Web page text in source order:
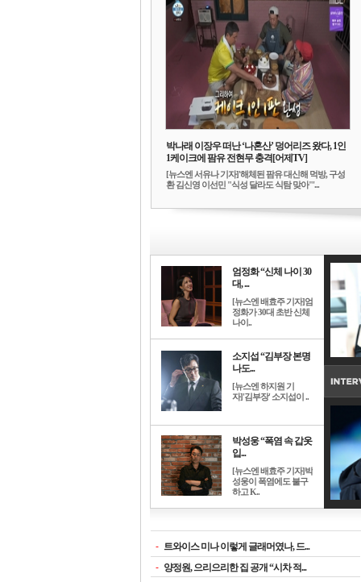
박나래 이장우 떠난 ‘나혼산’ 덩어리즈 왔다, 1인
1케이크에 팜유 전현무 충격[어제TV]
[뉴스엔 서유나 기자]'해체된 팜유 대신해 먹방, 구성
환 김신영 이선민 "식성 달라도 식탐 맞아"'...
엄정화 “신체 나이 30
대, ...
[뉴스엔 배효주 기자]엄
정화가 30대 초반 신체
나이..
소지섭 “김부장 본명
나도...
[뉴스엔 하지원 기
자]'김부장' 소지섭이 ..
박성웅 “폭염 속 갑옷
입...
[뉴스엔 배효주 기자]박
성웅이 폭염에도 불구
하고 K..
- 트와이스 미나 이렇게 글래머였나, 드...
- 양정원, 으리으리한 집 공개 “시차 적...